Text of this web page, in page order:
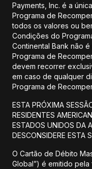
Payments, Inc. é a
Programa de
todos os valores ou
Condições do
Continental Bank não
Programa de
devem recorrer
em caso de qualquer
Programa de
ESTA PRÓXIMA
RESIDENTES
ESTADOS UNIDOS DA
DESCONSIDERE ESTA
O Cartão de Débito
Global”) é emitido pela